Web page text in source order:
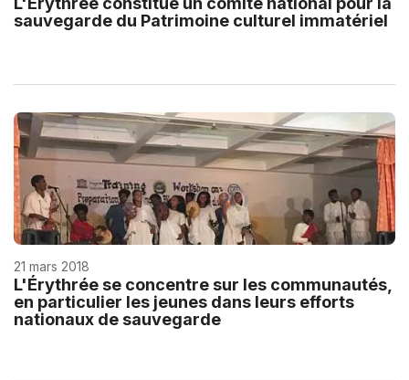
sauvegarde du Patrimoine culturel immatériel
21 mars 2018
L'Érythrée se concentre sur les communautés,
en particulier les jeunes dans leurs efforts
nationaux de sauvegarde